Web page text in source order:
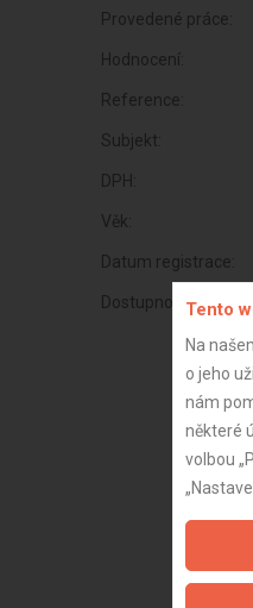
Provedené práce:
Hodnocení:
Reference:
Subjekt:
DPH:
Věk:
Datum registrace:
Dostupnost:Tento
Na
o jeho
nám
některé
volbou